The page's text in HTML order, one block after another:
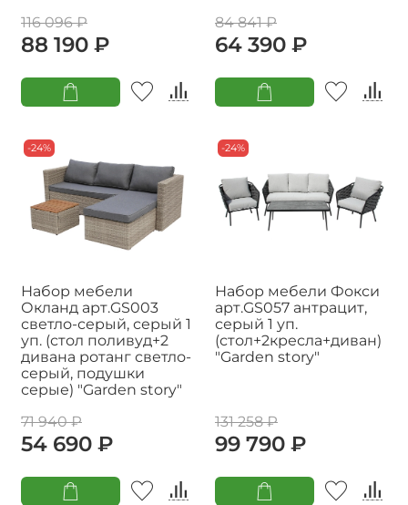
116 096 ₽
88 190 ₽
84 841 ₽
64 390 ₽
-24%
Набор мебели
Окланд арт.GS003
светло-серый, серый 1
уп. (стол поливуд+2
дивана ротанг светло-
серый, подушки
серые) "Garden story"
71 940 ₽
54 690 ₽
-24%
Набор мебели Фокси
арт.GS057 антрацит,
серый 1 уп.
(стол+2кресла+диван)
"Garden story"
131 258 ₽
99 790 ₽